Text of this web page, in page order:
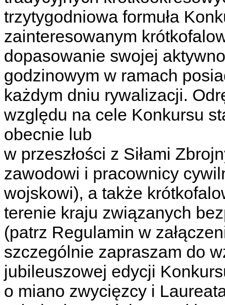
trzytygodniowa formuła
zainteresowanym
dopasowanie swojej
godzinowym w ramach
każdym dniu rywalizacji.
względu na cele Konkursu
obecnie lub
w przeszłości z Siłami
zawodowi i pracownicy
wojskowi), a także
terenie kraju związanych
(patrz Regulamin w
szczególnie zapraszam do
jubileuszowej edycji
o miano zwycięzcy i